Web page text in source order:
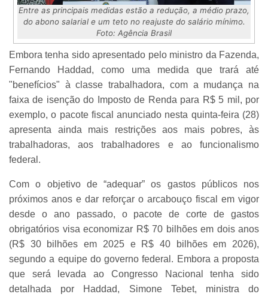
Entre as principais medidas estão a redução, a médio prazo,
do abono salarial e um teto no reajuste do salário mínimo.
Foto: Agência Brasil
Embora tenha sido apresentado pelo ministro da Fazenda,
Fernando Haddad, como uma medida que trará até
"benefícios" à classe trabalhadora, com a mudança na
faixa de isenção do Imposto de Renda para R$ 5 mil, por
exemplo, o pacote fiscal anunciado nesta quinta-feira (28)
apresenta ainda mais restrições aos mais pobres, às
trabalhadoras, aos trabalhadores e ao funcionalismo
federal.
Com o objetivo de “adequar” os gastos públicos nos
próximos anos e dar reforçar o arcabouço fiscal em vigor
desde o ano passado, o pacote de corte de gastos
obrigatórios visa economizar R$ 70 bilhões em dois anos
(R$ 30 bilhões em 2025 e R$ 40 bilhões em 2026),
segundo a equipe do governo federal. Embora a proposta
que será levada ao Congresso Nacional tenha sido
detalhada por Haddad, Simone Tebet, ministra do